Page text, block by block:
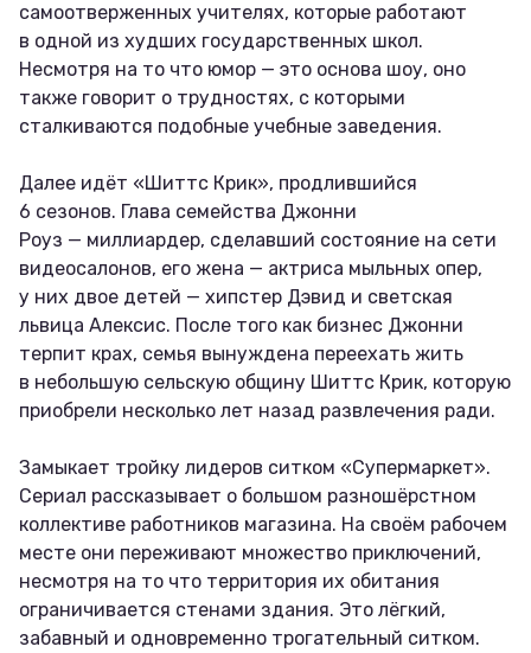
самоотверженных учителях, которые работают
в одной из худших государственных школ.
Несмотря на то что юмор — это основа шоу, оно
также говорит о трудностях, с которыми
сталкиваются подобные учебные заведения.
Далее идёт «Шиттс Крик», продлившийся
6 сезонов. Глава семейства Джонни
Роуз — миллиардер, сделавший состояние на сети
видеосалонов, его жена — актриса мыльных опер,
у них двое детей — хипстер Дэвид и светская
львица Алексис. После того как бизнес Джонни
терпит крах, семья вынуждена переехать жить
в небольшую сельскую общину Шиттс Крик, которую
приобрели несколько лет назад развлечения ради.
Замыкает тройку лидеров ситком «Супермаркет».
Сериал рассказывает о большом разношёрстном
коллективе работников магазина. На своём рабочем
месте они переживают множество приключений,
несмотря на то что территория их обитания
ограничивается стенами здания. Это лёгкий,
забавный и одновременно трогательный ситком.